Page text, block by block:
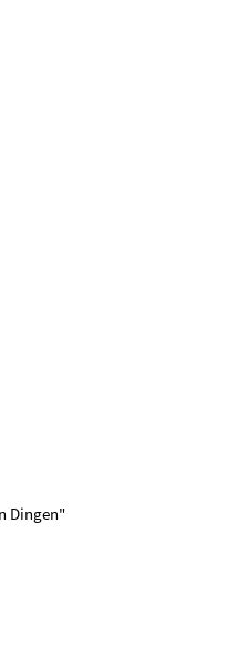
Dingen"